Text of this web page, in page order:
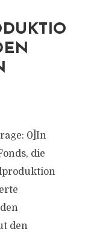
0]In
die
den